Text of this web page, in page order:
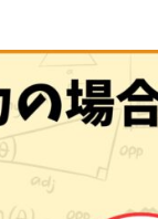
テムの設計・改
を明示し、予測
に、数学、物